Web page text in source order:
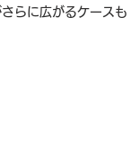
らに広がるケースも